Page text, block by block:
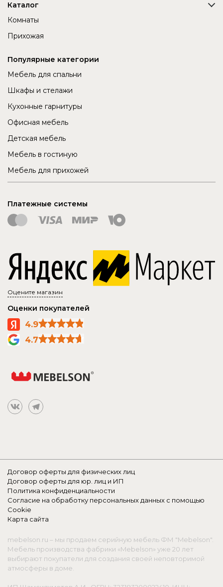
Каталог
Комнаты
Прихожая
Популярные категории
Мебель для спальни
Шкафы и стелажи
Кухонные гарнитуры
Офисная мебель
Детская мебель
Мебель в гостиную
Мебель для прихожей
Платежные системы
Оцените магазин
Оценки покупателей
4.9
4.7
Договор оферты для физических лиц
Договор оферты для юр. лиц и ИП
Политика конфиденциальности
Согласие на обработку персональных данных с помощью
Cookie
Карта сайта
mebelson.ru – мы продаем серийную мебель ФМ "Mebelson".
Мебель производства фабрики «Mebelson» уже 20 лет
выбирают покупатели для создания своей неповторимой
атмосферы в доме.